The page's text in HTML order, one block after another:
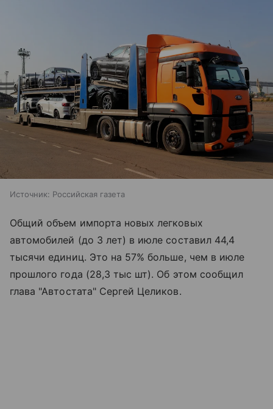
Источник: Российская газета
Общий объем импорта новых легковых
автомобилей (до 3 лет) в июле составил 44,4
тысячи единиц. Это на 57% больше, чем в июле
прошлого года (28,3 тыс шт). Об этом сообщил
глава "Автостата" Сергей Целиков.